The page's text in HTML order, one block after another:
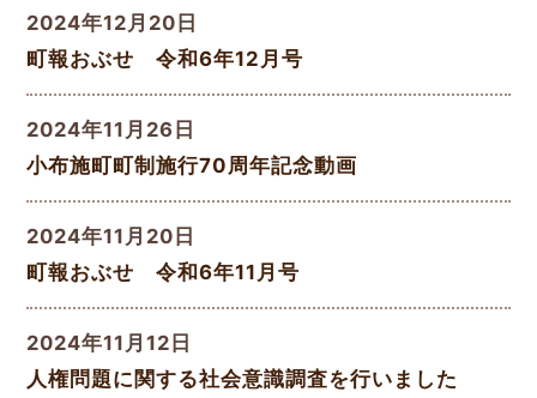
2024年12月20日
町報おぶせ 令和6年12月号
2024年11月26日
小布施町町制施行70周年記念動画
2024年11月20日
町報おぶせ 令和6年11月号
2024年11月12日
人権問題に関する社会意識調査を行いました